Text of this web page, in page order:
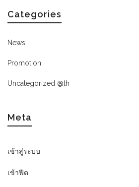
Categories
News
Promotion
Uncategorized @th
Meta
เข้าสู่ระบบ
เข้าฟีด